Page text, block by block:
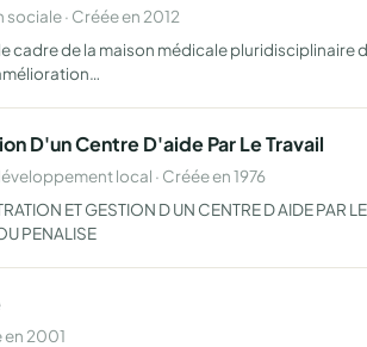
· Créée en 2012
cadre de la maison médicale
D'un Centre D'aide Par Le Travail
local · Créée en 1976
ET GESTION D UN CENTRE D AIDE PAR
PENALISE
en 2001